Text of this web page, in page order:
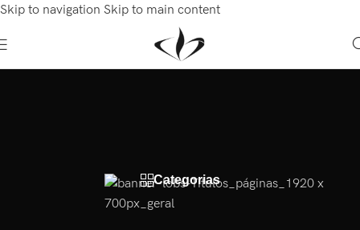
Skip to navigation Skip to main content
Bem-Vindo(a) a Lobs Store
Categorias